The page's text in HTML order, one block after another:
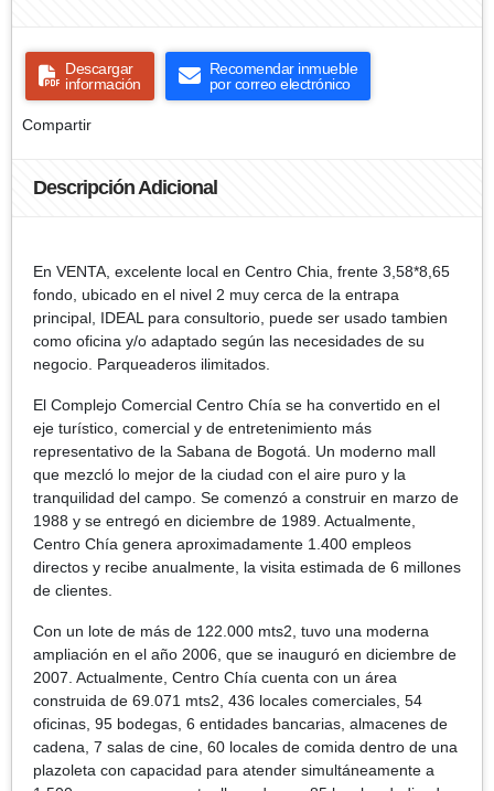
Descargar
información
Recomendar inmueble
por correo electrónico
Compartir
Descripción Adicional
En VENTA, excelente local en Centro Chia, frente 3,58*8,65
fondo, ubicado en el nivel 2 muy cerca de la entrapa
principal, IDEAL para consultorio, puede ser usado tambien
como oficina y/o adaptado según las necesidades de su
negocio. Parqueaderos ilimitados.
El Complejo Comercial Centro Chía se ha convertido en el
eje turístico, comercial y de entretenimiento más
representativo de la Sabana de Bogotá. Un moderno mall
que mezcló lo mejor de la ciudad con el aire puro y la
tranquilidad del campo. Se comenzó a construir en marzo de
1988 y se entregó en diciembre de 1989. Actualmente,
Centro Chía genera aproximadamente 1.400 empleos
directos y recibe anualmente, la visita estimada de 6 millones
de clientes.
Con un lote de más de 122.000 mts2, tuvo una moderna
ampliación en el año 2006, que se inauguró en diciembre de
2007. Actualmente, Centro Chía cuenta con un área
construida de 69.071 mts2, 436 locales comerciales, 54
oficinas, 95 bodegas, 6 entidades bancarias, almacenes de
cadena, 7 salas de cine, 60 locales de comida dentro de una
plazoleta con capacidad para atender simultáneamente a